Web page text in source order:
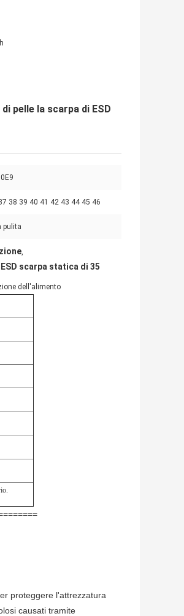
pelle la scarpa di ESD
38 39 40 41 42 43 44 45 46
pulita
scarpa statica di 35
dell'alimento
proteggere l'attrezzatura
causati tramite